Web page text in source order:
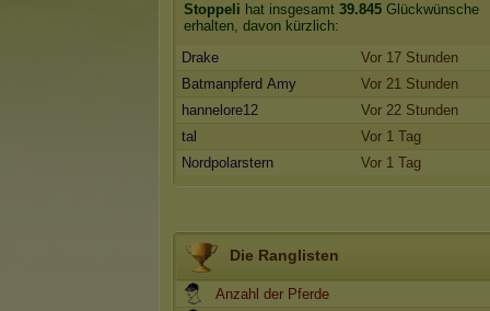
Stoppeli hat insgesamt 39.845 Glückwünsche
erhalten, davon kürzlich:
Drake
Vor 17 Stunden
Batmanpferd Amy
Vor 21 Stunden
hannelore12
Vor 22 Stunden
tal
Vor 1 Tag
Nordpolarstern
Vor 1 Tag
Die Ranglisten
Anzahl der Pferde